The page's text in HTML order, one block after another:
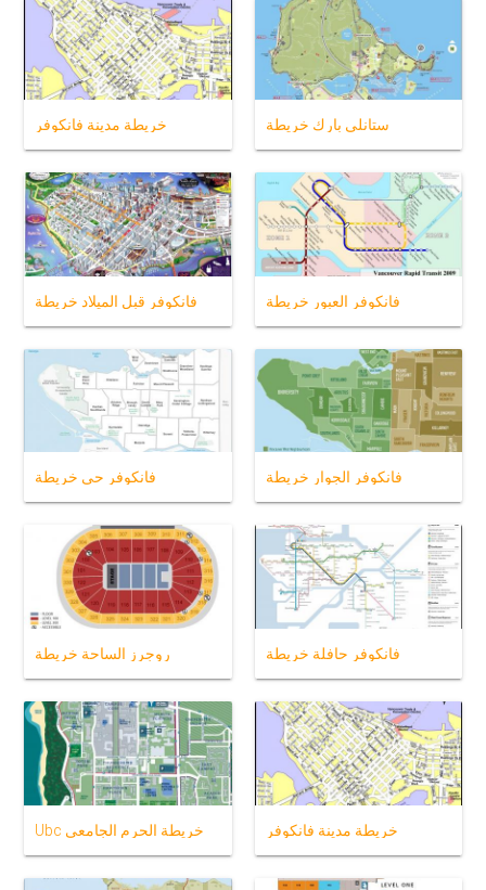
خريطة مدينة فانكوفر ستانلي بارك خريطة
فانكوفر قبل الميلاد خريطة فانكوفر العبور خريطة
فانكوفر حي خريطة فانكوفر الجوار خريطة
روجرز الساحة خريطة فانكوفر حافلة خريطة
Ubc خريطة الحرم الجامعي خريطة مدينة فانكوفر